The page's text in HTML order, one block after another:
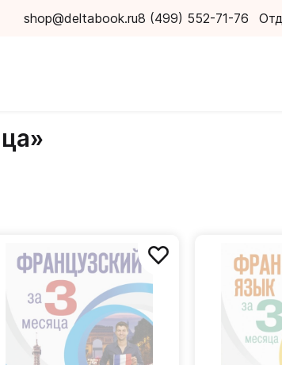
shop@deltabook.ru8 (499) 552-71-76